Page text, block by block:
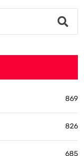
869
826
685